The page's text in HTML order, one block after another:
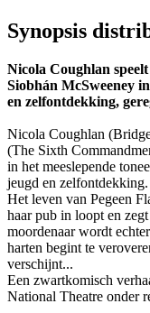
Synopsis
Nicola Coughlan
Siobhán McSweeney
en zelfontdekking,
Nicola Coughlan
(The Sixth
in het meeslepende
jeugd en zelfontdekking.
Het leven van Pegeen
haar pub in loopt en
moordenaar wordt
harten begint te
verschijnt...
Een zwartkomisch
National Theatre onder